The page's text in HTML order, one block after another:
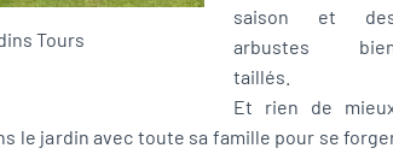
Tours
saison et
arbustes
taillés.
Et rien de
le jardin avec toute sa famille pour se